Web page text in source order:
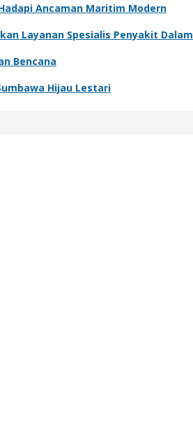
Ancaman Maritim Modern
Layanan Spesialis Penyakit Dalam
Bencana
Hijau Lestari